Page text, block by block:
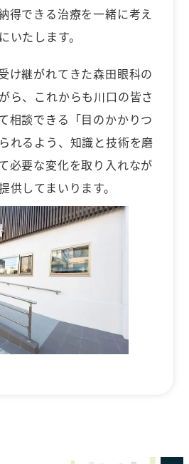
得できる治療を一緒に考え
いたします。
け継がれてきた森田眼科の
ら、これからも川口の皆さ
相談できる「目のかかりつ
れるよう、知識と技術を磨
必要な変化を取り入れなが
供してまいります。